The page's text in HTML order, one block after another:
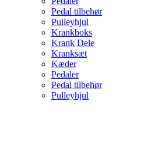
Pedal tilbehør
Pulleyhjul
Krankboks
Krank Dele
Kranksæt
Kæder
Pedaler
Pedal tilbehør
Pulleyhjul